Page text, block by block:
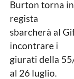
o
a
g
o
L
o
c
a
l
Burton torna
regista
sbarcherà al
incontrare i
giurati della
al 26 luglio.